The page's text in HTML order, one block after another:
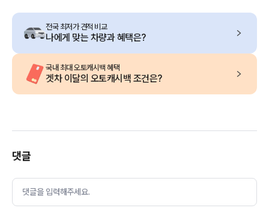
전국 최저가 견적 비교
나에게 맞는 차량과 혜택은?
국내 최대 오토캐시백 혜택
겟차 이달의 오토캐시백 조건은?
댓글
댓글을 입력해주세요.